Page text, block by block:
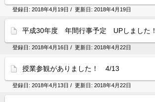
登録日: 2018年4月19日 / 更新日: 2018年4月19日
平成30年度 年間行事予定 UPしました！
登録日: 2018年4月16日 / 更新日: 2018年4月22日
授業参観がありました！ 4/13
登録日: 2018年4月13日 / 更新日: 2018年4月22日